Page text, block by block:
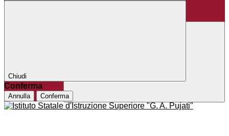
Chiudi
Conferma
Annulla Conferma